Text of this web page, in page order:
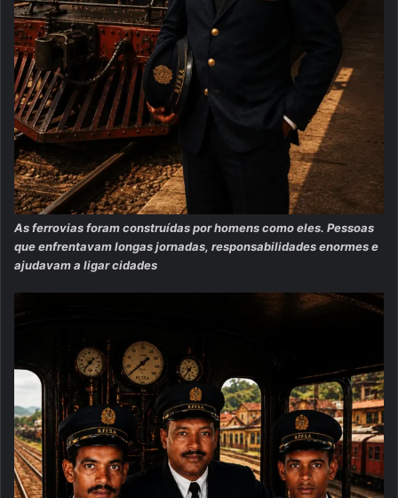
As ferrovias foram construídas por homens como eles. Pessoas
que enfrentavam longas jornadas, responsabilidades enormes e
ajudavam a ligar cidades